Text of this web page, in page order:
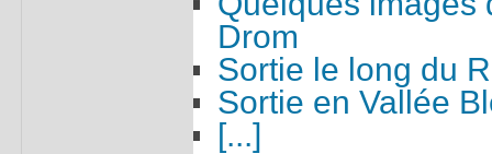
Drom
Sortie le long du
Sortie en Vallée
[...]